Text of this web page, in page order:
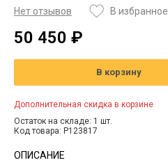
Нет отзывов В избранное
50 450 ₽
В корзину
Дополнительная скидка в корзине
Остаток на складе: 1 шт.
Код товара: P123817
ОПИСАНИЕ